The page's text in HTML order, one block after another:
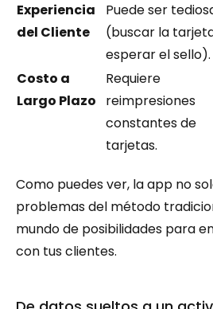
Experiencia
del Cliente
Puede ser
(buscar la
esperar el sello).
Costo a
Largo Plazo
Requiere
reimpresiones
constantes de
tarjetas.
Como puedes ver, la app no
problemas del método
mundo de posibilidades para
con tus clientes.